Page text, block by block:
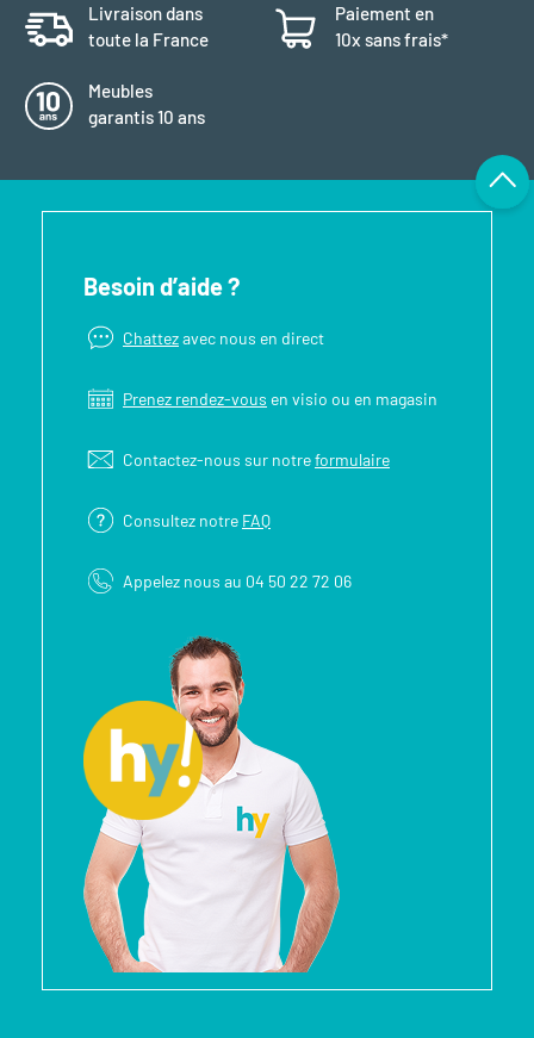
Livraison dans
toute la France
Paiement en
10x sans frais*
Meubles
garantis 10 ans
Besoin d’aide ?
Chattezavec nous en direct
Prenez rendez-vous en visio ou en magasin
Contactez-nous sur notreformulaire
Consultez notre FAQ
Appelez nous au 04 50 22 72 06